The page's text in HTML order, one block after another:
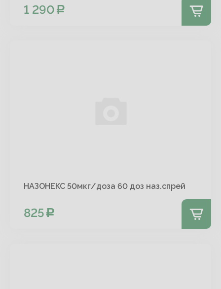
1 290
НАЗОНЕКС 50мкг/доза 60 доз наз.спрей
825